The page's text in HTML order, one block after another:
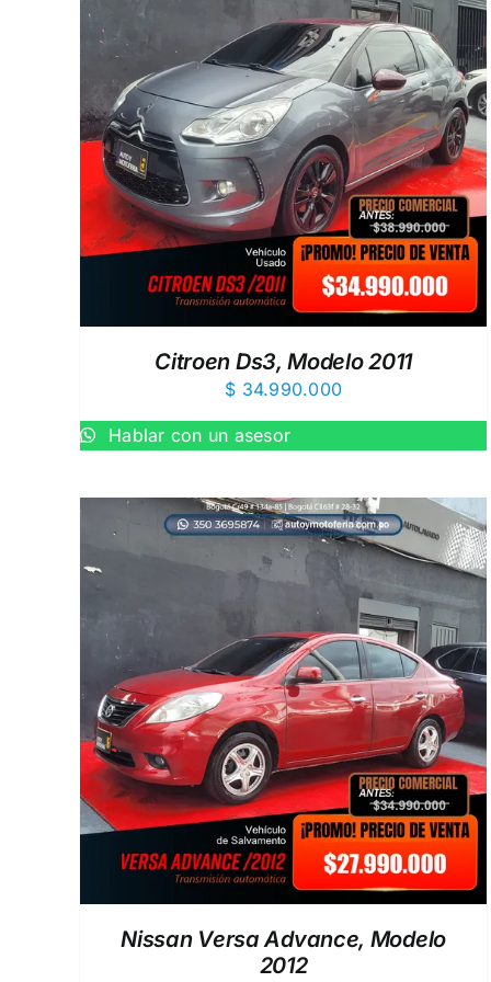
Citroen Ds3, Modelo 2011
$ 34.990.000
Hablar con un asesor
AÑADIR AL CARRITO QUICK VIEW
Nissan Versa Advance, Modelo
2012
AÑADIR AL CARRITO / QUICK VIEW